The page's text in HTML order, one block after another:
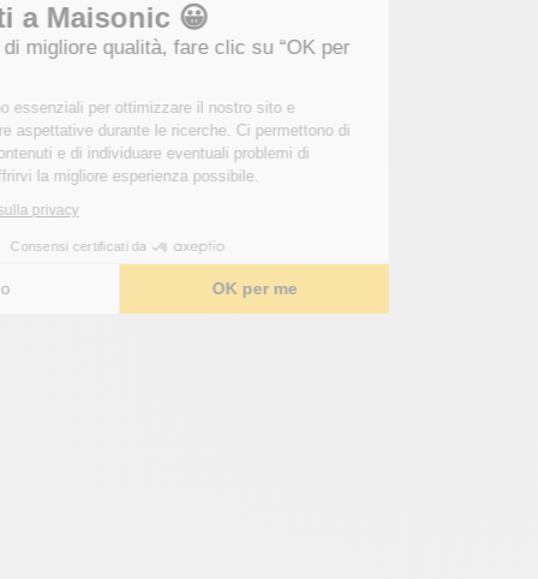
Benvenuti a Maisonic 😀
Per una visita di migliore qualità, fare clic su “OK per
Questi cookie sono essenziali per ottimizzare il nostro sito e
soddisfare le vostre aspettative durante le ricerche. Ci permettono di
personalizzare i contenuti e di individuare eventuali problemi di
navigazione per offrirvi la migliore esperienza possibile.
Leggi l'informativa sulla privacy
Consensi certificati da